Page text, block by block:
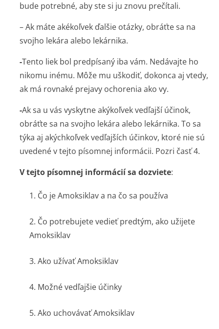
bude potrebné, aby ste si ju znovu prečítali.
– Ak máte akékoľvek ďalšie otázky, obráťte sa na
svojho lekára alebo lekárnika.
-Tento liek bol predpísaný iba vám. Nedávajte ho
nikomu inému. Môže mu uškodiť, dokonca aj vtedy,
ak má rovnaké prejavy ochorenia ako vy.
-Ak sa u vás vyskytne akýkoľvek vedľajší účinok,
obráťte sa na svojho lekára alebo lekárnika. To sa
týka aj akýchkoľvek vedľajších účinkov, ktoré nie sú
uvedené v tejto písomnej informácii. Pozri časť 4.
V tejto písomnej informácií sa dozviete:
1. Čo je Amoksiklav a na čo sa používa
2. Čo potrebujete vedieť predtým, ako užijete
Amoksiklav
3. Ako užívať Amoksiklav
4. Možné vedľajšie účinky
5. Ako uchovávať Amoksiklav